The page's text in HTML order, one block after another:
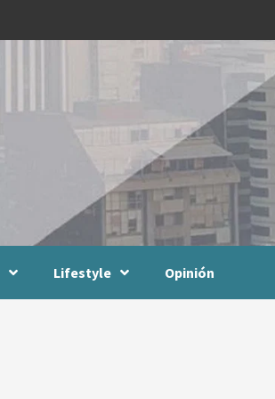
Lifestyle Opinión